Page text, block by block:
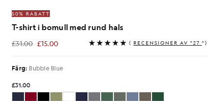
50% RABATT
T-shirt i bomull med rund hals
£31.00 £15.00
£15.00 ( RECENSIONER AV ”27 ”)
Färg: Bubble Blue
£31.00